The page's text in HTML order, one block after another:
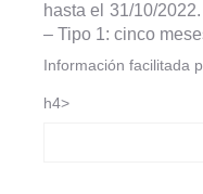
hasta el 31/10/
– Tipo 1: cinco
Información facilitada
h4>